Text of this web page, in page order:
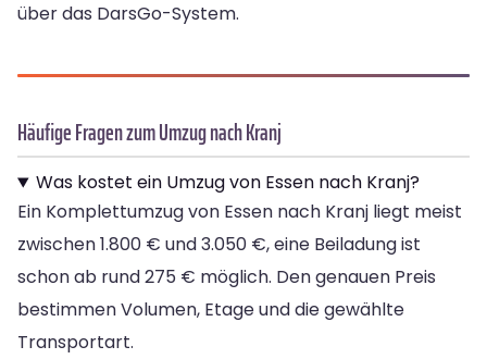
über das DarsGo-System.
Häufige Fragen zum Umzug nach Kranj
Was kostet ein Umzug von Essen nach Kranj?
Ein Komplettumzug von Essen nach Kranj liegt meist
zwischen 1.800 € und 3.050 €, eine Beiladung ist
schon ab rund 275 € möglich. Den genauen Preis
bestimmen Volumen, Etage und die gewählte
Transportart.